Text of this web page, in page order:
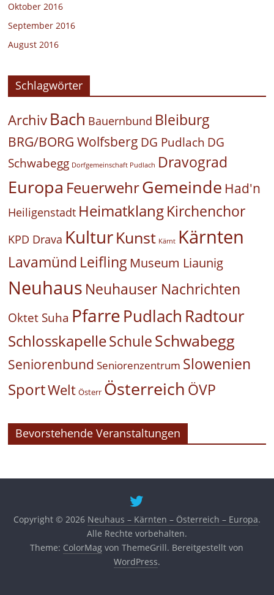
Oktober 2016
September 2016
August 2016
Schlagwörter
Archiv Bach Bauernbund Bleiburg
BRG/BORG Wolfsberg DG Pudlach DG
Schwabegg Dorfgemeinschaft Pudlach Dravograd
Europa FeuerwehrGemeinde Had'n
Heiligenstadt HeimatklangKirchenchor
KPD Drava KulturKunst Kärnt Kärnten
Lavamünd Leifling Museum Liaunig
Neuhaus Neuhauser Nachrichten
Oktet Suha PfarrePudlach Radtour
SchlosskapelleSchuleSchwabegg
Seniorenbund Seniorenzentrum Slowenien
SportWelt Österr Österreich ÖVP
Bevorstehende Veranstaltungen
Copyright © 2026 Neuhaus – Kärnten – Österreich – Europa.
Alle Rechte vorbehalten.
Theme: ColorMag von ThemeGrill. Bereitgestellt von
WordPress.